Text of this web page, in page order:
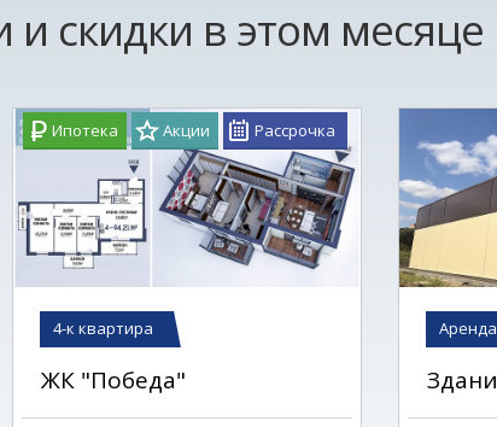
и скидки в этом месяце
Ипотека Акции Рассрочка
4-к квартира
ЖК "Победа"
Аренда